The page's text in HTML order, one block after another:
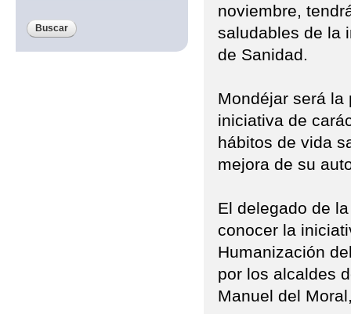
noviembre,
saludables de la
de Sanidad.
Mondéjar será la
iniciativa de
hábitos de vida
mejora de su
El delegado de
conocer la
Humanización
por los alcaldes
Manuel del